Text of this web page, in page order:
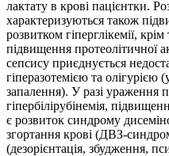
лактату в крові пацієнтки.
характеризуються також
розвитком гіперглікемії,
підвищення протеолітичної
сепсису приєднується
гіперазотемією та
запалення). У разі ураження
гіпербілірубінемія,
є розвиток синдрому
згортання крові (ДВЗ-
(дезорієнтація, збудження,